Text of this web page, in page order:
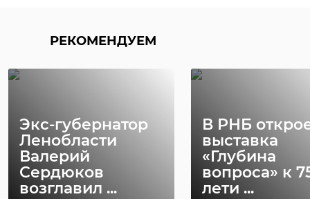
РЕКОМЕНДУЕМ
Экс-губернатор
Ленобласти
Валерий
Сердюков
возглавил ...
В РНБ
выставка
«Глубина
вопроса» к
лети ...